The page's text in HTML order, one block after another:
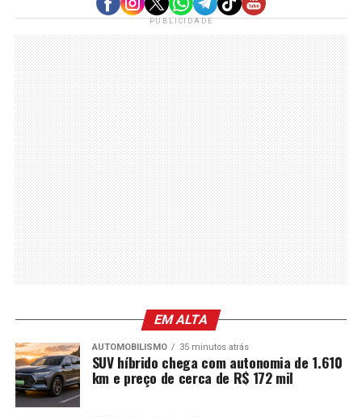
PUBLICIDADE
EM ALTA
AUTOMOBILISMO 35 minutos atrás
SUV híbrido chega com autonomia de 1.610
km e preço de cerca de R$ 172 mil